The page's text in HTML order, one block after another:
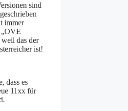
sind
immer
OVE
das der
ist!
dass es
11xx für